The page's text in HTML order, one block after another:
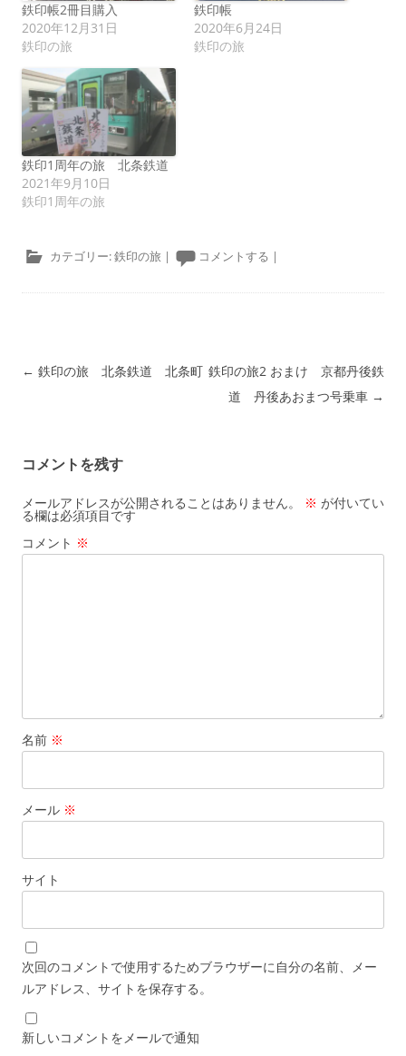
鉄印帳2冊目購入
2020年12月31日
鉄印の旅
鉄印帳
2020年6月24日
鉄印の旅
鉄印1周年の旅 北条鉄道
2021年9月10日
鉄印1周年の旅
カテゴリー:鉄印の旅 | コメントする |
投稿ナビゲーション
← 鉄印の旅 北条鉄道 北条町 鉄印の旅2 おまけ 京都丹後鉄
道 丹後あおまつ号乗車 →
コメントを残す
メールアドレスが公開されることはありません。 ※ が付いてい
る欄は必須項目です
コメント ※
名前 ※
メール ※
サイト
次回のコメントで使用するためブラウザーに自分の名前、メー
ルアドレス、サイトを保存する。
新しいコメントをメールで通知